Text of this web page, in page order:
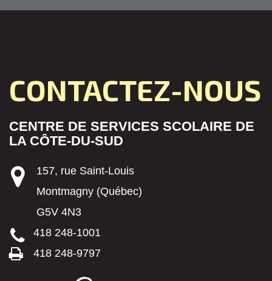
CONTACTEZ-NOUS
CENTRE DE SERVICES SCOLAIRE DE
LA CÔTE-DU-SUD
157, rue Saint-Louis
Montmagny (Québec)
G5V 4N3
418 248-1001
418 248-9797